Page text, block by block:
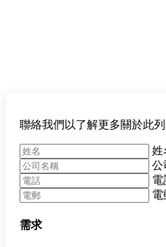
聯絡我們以了解更多關於此
姓
公
電
電
需求